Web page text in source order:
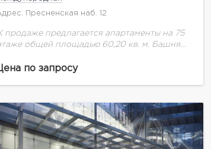
Пресненская наб. 12
продаже предлагается апартаменты на 75
общей площадью 60,20 кв. м. Башня
составе Московского международного
по запросу